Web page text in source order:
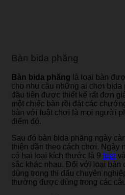
Bàn bida phăng
Bàn bida phăng là loại bàn
cho nhu cầu những ai chơi bida
đầu tiên được thiết kế rất đơn
một chiếc bàn rồi đặt các
bàn với luật chơi là mọi người
điểm đó.
Sau đó bàn bida phăng ngày
thiện dần theo cách chơi. Ngày
có hai loại kích thước là 9 feet
sắc khác nhau. Đối với loại bàn
dùng trong thi đấu chuyên
thường được dùng trong các